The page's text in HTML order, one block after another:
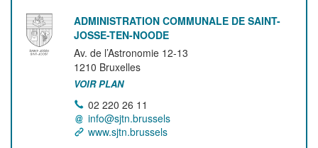
ADMINISTRATION COMMUNALE DE SAINT-
JOSSE-TEN-NOODE
Av. de l’Astronomie 12-13
1210 Bruxelles
VOIR PLAN
02 220 26 11
info@sjtn.brussels
www.sjtn.brussels